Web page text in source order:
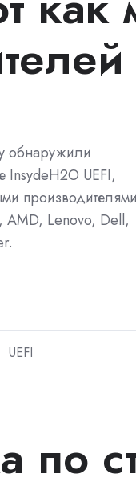
обнаружили
InsydeH2O UEFI,
производителями
AMD, Lenovo, Dell,
UEFI
по